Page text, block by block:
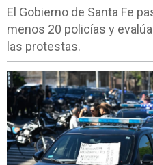
El Gobierno de Santa Fe
menos 20 policías y
las protestas.